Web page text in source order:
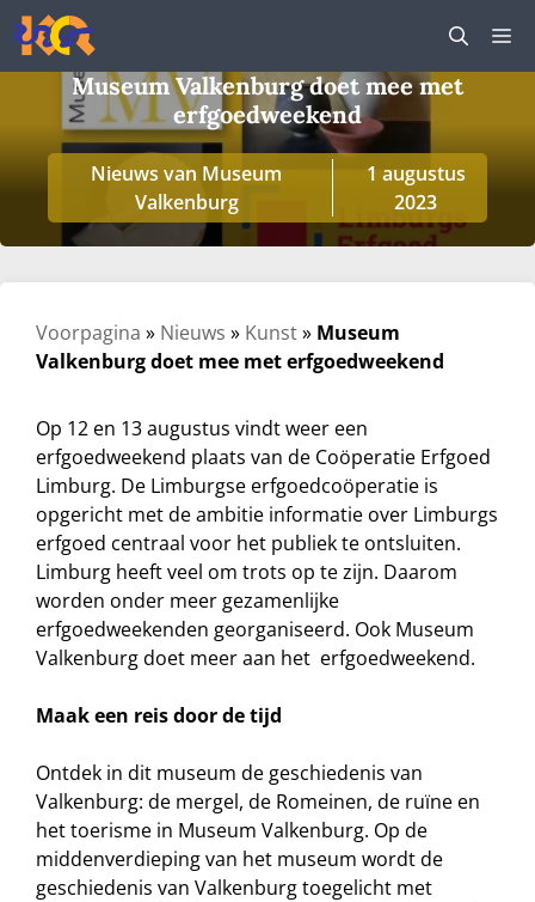
Ga
naar
de
Museum Valkenburg doet mee met
erfgoedweekend
Nieuws van Museum
Valkenburg
1 augustus
2023
Voorpagina » Nieuws » Kunst» Museum
Valkenburg doet mee met erfgoedweekend
Op 12 en 13 augustus vindt weer een
erfgoedweekend plaats van de Coöperatie Erfgoed
Limburg. De Limburgse erfgoedcoöperatie is
opgericht met de ambitie informatie over Limburgs
erfgoed centraal voor het publiek te ontsluiten.
Limburg heeft veel om trots op te zijn. Daarom
worden onder meer gezamenlijke
erfgoedweekenden georganiseerd. Ook Museum
Valkenburg doet meer aan het erfgoedweekend.
Maak een reis door de tijd
Ontdek in dit museum de geschiedenis van
Valkenburg: de mergel, de Romeinen, de ruïne en
het toerisme in Museum Valkenburg. Op de
middenverdieping van het museum wordt de
geschiedenis van Valkenburg toegelicht met